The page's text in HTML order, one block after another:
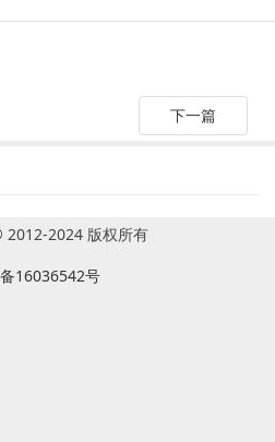
下一篇
2024 版权所有
16036542号